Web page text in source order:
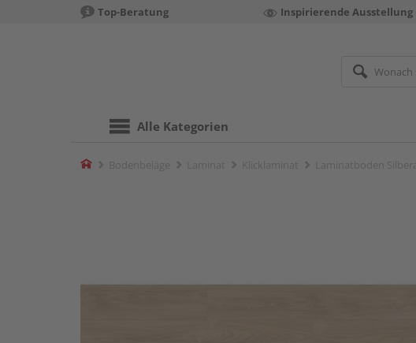
Top-Beratung Inspirierende Ausstellung
Alle Kategorien
Home